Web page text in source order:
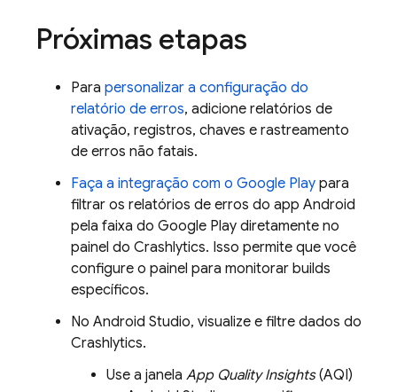
Próximas etapas
Para personalizar a configuração do
relatório de erros, adicione relatórios de
ativação, registros, chaves e rastreamento
de erros não fatais.
Faça a integração com o Google Play para
filtrar os relatórios de erros do app Android
pela faixa do Google Play diretamente no
painel do Crashlytics. Isso permite que você
configure o painel para monitorar builds
específicos.
No Android Studio, visualize e filtre dados do
Crashlytics.
Use a janela App Quality Insights(AQI)